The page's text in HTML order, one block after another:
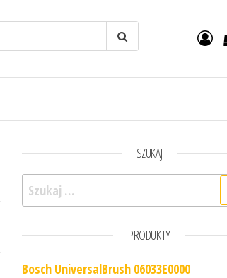
SZUKAJ
Szukaj:
PRODUKTY
Bosch UniversalBrush 06033E0000